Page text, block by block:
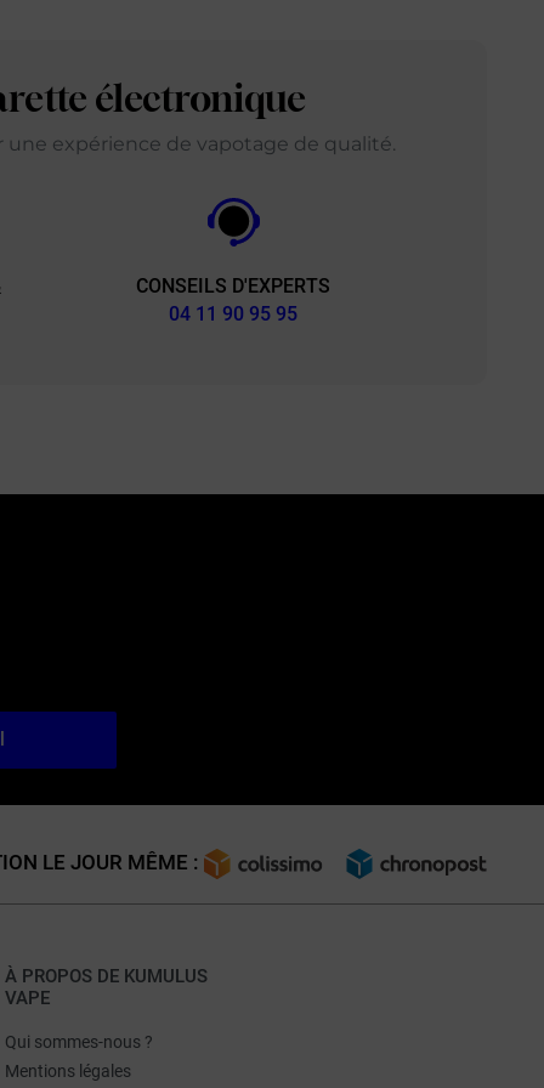
électronique
expérience de vapotage de qualité.
CONSEILS D'EXPERTS
04 11 90 95 95
LE JOUR MÊME :
À PROPOS DE KUMULUS
VAPE
Qui sommes-nous ?
Mentions légales